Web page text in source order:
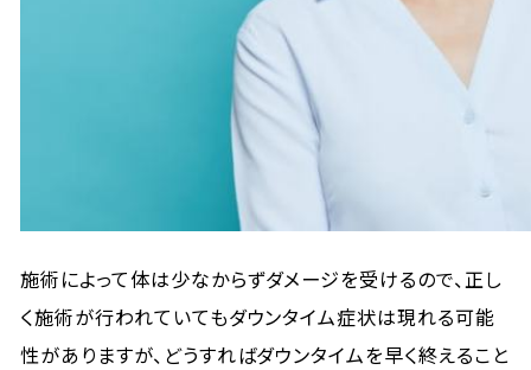
施術によって体は少なからずダメージを受けるので、正し
く施術が行われていてもダウンタイム症状は現れる可能
性がありますが、どうすればダウンタイムを早く終えること